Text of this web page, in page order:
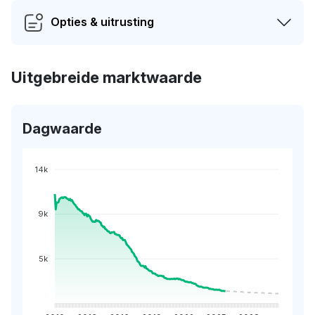
Opties & uitrusting
Uitgebreide marktwaarde
Dagwaarde
14k
9k
5k